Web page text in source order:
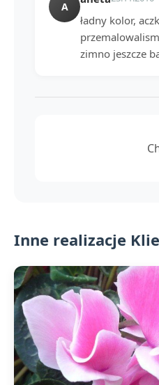
A
ładny kolor,
zimno jeszcze
Inne realizacje